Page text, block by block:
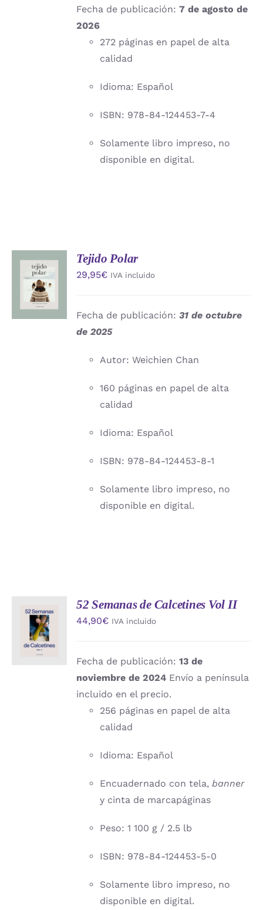
Fecha de publicación:7 de agosto de
2026
272 páginas en papel de alta
calidad
Idioma: Español
ISBN: 978-84-124453-7-4
Solamente libro impreso, no
disponible en digital.
AÑADIR
AL
CARRITO
/
DETALLES
Tejido Polar
29,95€ IVA incluido
Fecha de publicación:31 de octubre
de 2025
Autor: Weichien Chan
160 páginas en papel de alta
calidad
Idioma: Español
ISBN: 978-84-124453-8-1
Solamente libro impreso, no
disponible en digital.
AÑADIR
AL
CARRITO
/
DETALLES
52 Semanas de Calcetines Vol II
44,90€ IVA incluido
Fecha de publicación:13 de
noviembre de 2024 Envío a península
incluido en el precio.
256 páginas en papel de alta
calidad
Idioma: Español
Encuadernado con tela,banner
y cinta de marcapáginas
Peso: 1 100 g / 2.5 lb
ISBN: 978-84-124453-5-0
Solamente libro impreso, no
disponible en digital.